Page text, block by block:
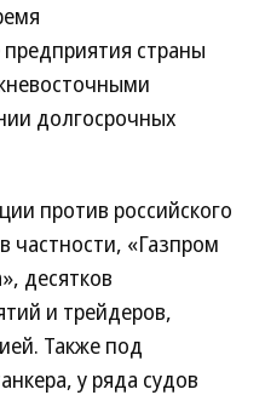
страны
долгосрочных
против российского
частности, «Газпром
десятков
и трейдеров,
Также под
у ряда судов